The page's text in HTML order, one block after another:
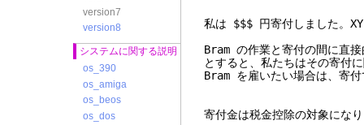
version7
version8
システムに関する説明
os_390
os_amiga
os_beos
os_dos
私は $$$ 円寄付しました。
Bram の作業と寄付の間に直
とすると、私たちはその寄付
Bram を雇いたい場合は、寄
寄付金は税金控除の対象にな